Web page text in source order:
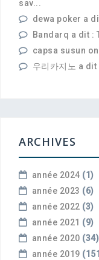
sav...
dewa poker a
Bandarq a dit :
capsa susun
우리카지노 a
ARCHIVES
année 2024 (1)
année 2023 (6)
année 2022 (3)
année 2021 (9)
année 2020 (34)
année 2019